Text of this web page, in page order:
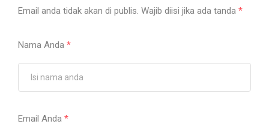
Email anda tidak akan di publis. Wajib diisi jika ada tanda *
Nama Anda *
Email Anda *